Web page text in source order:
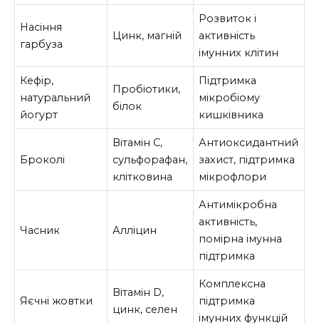
Насіння
гарбуза
Цинк, магній
Розвиток і
активність
імунних клітин
Кефір,
натуральний
йогурт
Пробіотики,
білок
Підтримка
мікробіому
кишківника
Броколі
Вітамін С,
сульфорафан,
клітковина
Антиоксидантний
захист, підтримка
мікрофлори
Часник Алліцин
Антимікробна
активність,
помірна імунна
підтримка
Яєчні жовтки
Вітамін D,
цинк, селен
Комплексна
підтримка
імунних функцій